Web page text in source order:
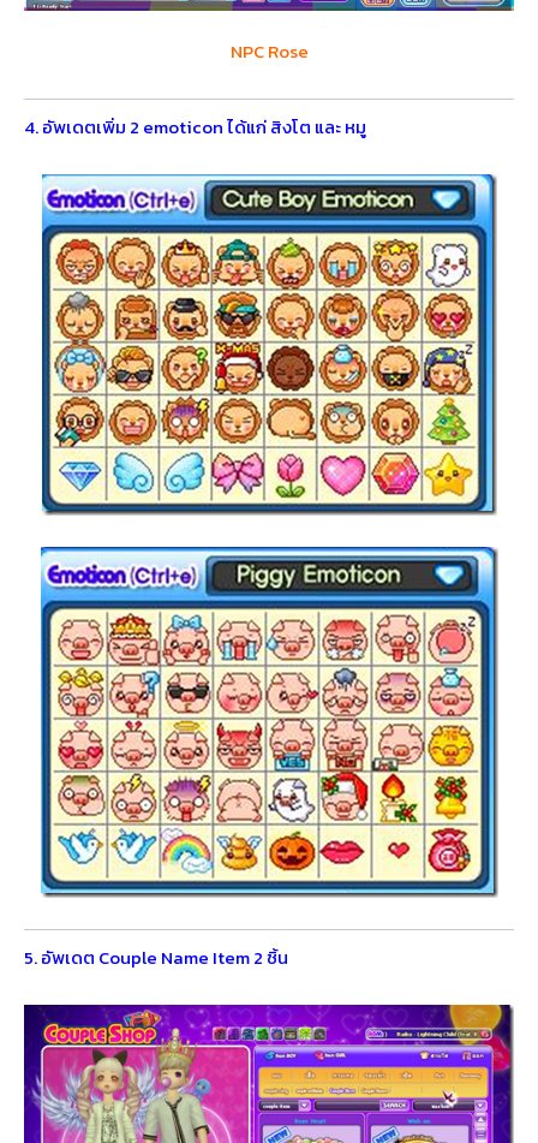
NPC Rose
4. อัพเดตเพิ่ม 2 emoticon ได้แก่ สิงโต และ หมู
5. อัพเดต Couple Name Item 2 ชิ้น